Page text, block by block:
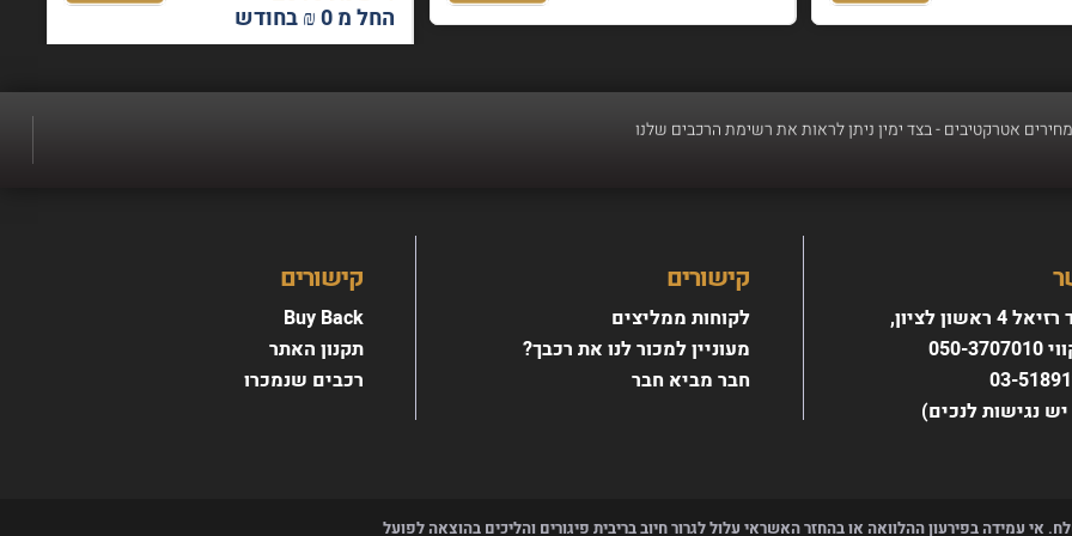
החל מ 0 ₪ בחודש
- רכישת רכב חדש מעולם לא הייתה קלה יותר, אנו מבצעים טרייד אין לכל סוגי הרכבים.
אטרקטיבים - בצד ימין ניתן לראות את רשימת הרכבים שלנוראשון לציון,
נגישות לנכים)
קישורים
Buy Back
תקנון האתר
רכבים שנמכרו
קישורים
לקוחות ממליצים
מעוניין למכור לנו את רכבך?
חבר מביא חבר
אי עמידה בפירעון ההלוואה או בהחזר האשראי עלול לגרור חיוב בריבית פיגורים והליכים בהוצאה לפועל